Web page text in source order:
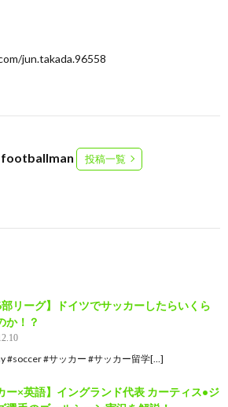
jun.takada.96558
投稿一覧
リーグ】ドイツでサッカーしたらいくら
か！？
#soccer #サッカー #サッカー留学[…]
ー×英語】イングランド代表 カーティス•ジ